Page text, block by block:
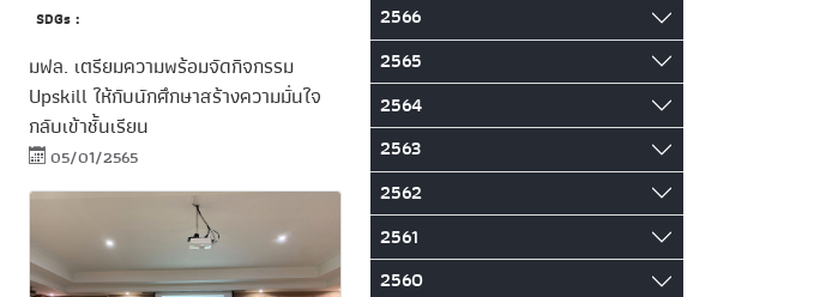
SDGs :
มฟล. เตรียมความพร้อมจัดกิจกรรม
Upskill ให้กับนักศึกษาสร้างความมั่นใจ
กลับเข้าชั้นเรียน
05/01/2565
2566
2565
2564
2563
2562
2561
2560